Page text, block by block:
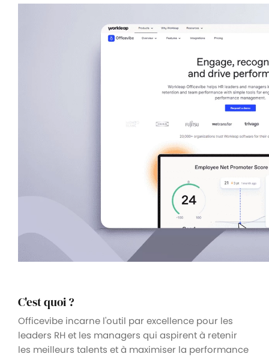
C'est quoi ?
Officevibe incarne l'outil par excellence pour les
leaders RH et les managers qui aspirent à retenir
les meilleurs talents et à maximiser la performance